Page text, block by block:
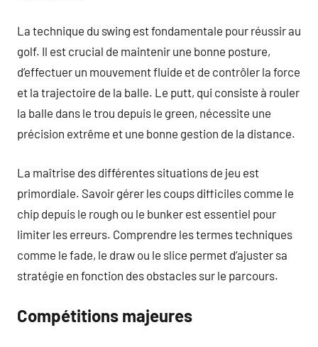
La technique du swing est fondamentale pour réussir au
golf. Il est crucial de maintenir une bonne posture,
d’effectuer un mouvement fluide et de contrôler la force
et la trajectoire de la balle. Le putt, qui consiste à rouler
la balle dans le trou depuis le green, nécessite une
précision extrême et une bonne gestion de la distance.
La maîtrise des différentes situations de jeu est
primordiale. Savoir gérer les coups difficiles comme le
chip depuis le rough ou le bunker est essentiel pour
limiter les erreurs. Comprendre les termes techniques
comme le fade, le draw ou le slice permet d’ajuster sa
stratégie en fonction des obstacles sur le parcours.
Compétitions majeures